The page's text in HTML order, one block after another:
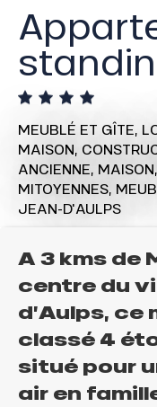
MEUBLÉ ET GÎTE,
MAISON,
ANCIENNE, MAISON,
MITOYENNES,
JEAN-D'AULPS
A 3 kms de
centre du
d’Aulps,
classé 4
situé pour
air en